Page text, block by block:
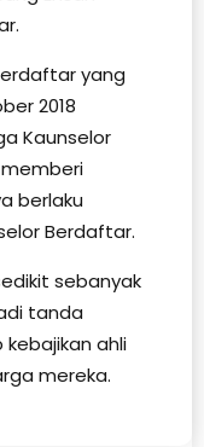
yang
2018
Kaunselor
berlaku
Berdaftar.
sebanyak
tanda
ahli
mereka.